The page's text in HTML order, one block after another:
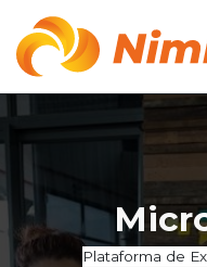
Plataforma de